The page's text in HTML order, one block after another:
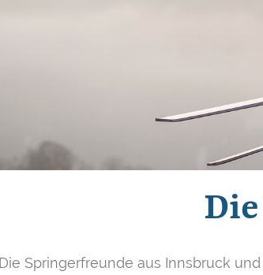
Die Springerfreunde aus Innsbruck